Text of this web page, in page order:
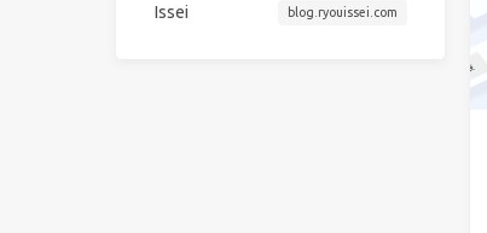
Issei blog.ryouissei.com